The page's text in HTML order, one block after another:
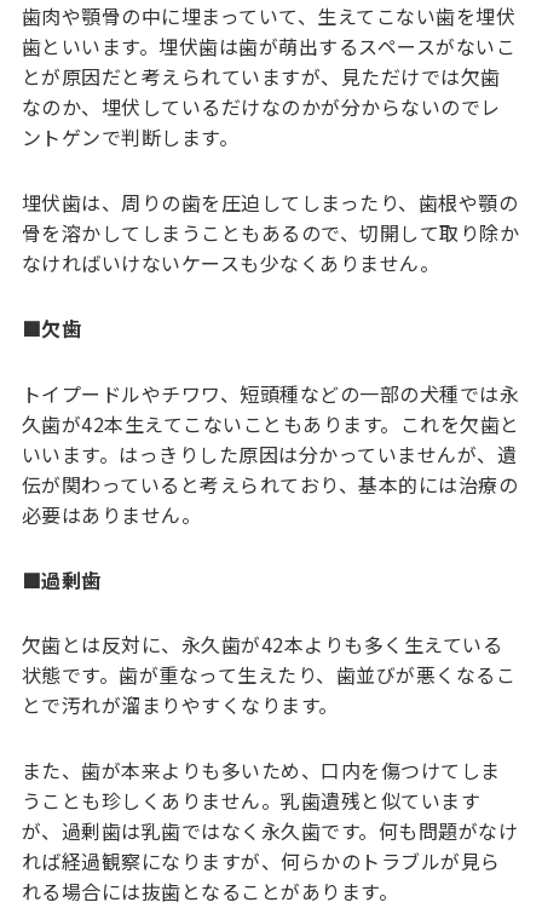
歯肉や顎骨の中に埋まっていて、生えてこない歯を埋伏
歯といいます。埋伏歯は歯が萌出するスペースがないこ
とが原因だと考えられていますが、見ただけでは欠歯
なのか、埋伏しているだけなのかが分からないのでレ
ントゲンで判断します。
埋伏歯は、周りの歯を圧迫してしまったり、歯根や顎の
骨を溶かしてしまうこともあるので、切開して取り除か
なければいけないケースも少なくありません。
■欠歯
トイプードルやチワワ、短頭種などの一部の犬種では永
久歯が42本生えてこないこともあります。これを欠歯と
いいます。はっきりした原因は分かっていませんが、遺
伝が関わっていると考えられており、基本的には治療の
必要はありません。
■過剰歯
欠歯とは反対に、永久歯が42本よりも多く生えている
状態です。歯が重なって生えたり、歯並びが悪くなるこ
とで汚れが溜まりやすくなります。
また、歯が本来よりも多いため、口内を傷つけてしま
うことも珍しくありません。乳歯遺残と似ています
が、過剰歯は乳歯ではなく永久歯です。何も問題がなけ
れば経過観察になりますが、何らかのトラブルが見ら
れる場合には抜歯となることがあります。